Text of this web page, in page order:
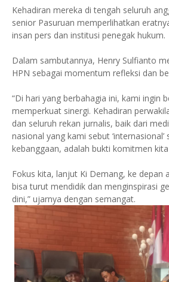
Kehadiran mereka di tengah seluruh
senior Pasuruan memperlihatkan
insan pers dan institusi penegak hukum.
Dalam sambutannya, Henry Sulfianto
HPN sebagai momentum refleksi dan
“Di hari yang berbahagia ini, kami ingin
memperkuat sinergi. Kehadiran
dan seluruh rekan jurnalis, baik dari
nasional yang kami sebut ‘internasional’
kebanggaan, adalah bukti komitmen
Fokus kita, lanjut Ki Demang, ke depan
bisa turut mendidik dan menginspirasi
dini,” ujarnya dengan semangat.